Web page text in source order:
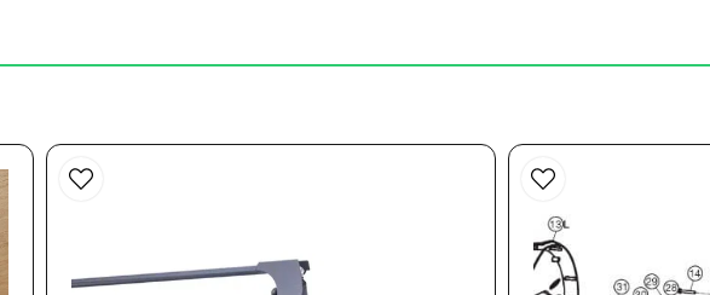
Skicka fråga
Snabb och bra leverans med! Tack!